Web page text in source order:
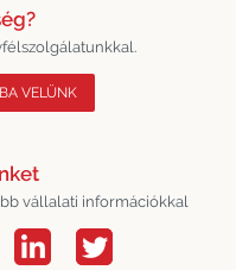
VELÜNK
vállalati információkkal